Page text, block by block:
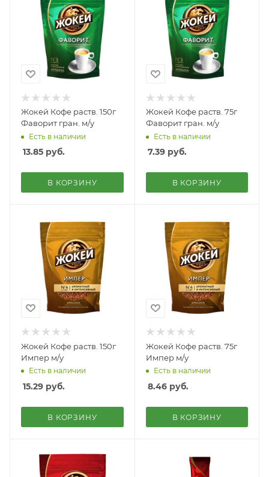
Жокей Кофе раств. 150г
Фаворит гран. м/у
Есть в наличии
13.85 руб.
В КОРЗИНУ
Жокей Кофе раств. 75г
Фаворит гран. м/у
Есть в наличии
7.39руб.
В КОРЗИНУ
Жокей Кофе раств. 150г
Импер м/у
Есть в наличии
15.29 руб.
В КОРЗИНУ
Жокей Кофе раств. 75г
Импер м/у
Есть в наличии
8.46руб.
В КОРЗИНУ